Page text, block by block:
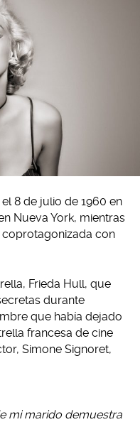
8 de julio de 1960 en
Nueva York, mientras
coprotagonizada con
Frieda Hull, que
durante
que había dejado
francesa de cine
Simone Signoret,
mi marido demuestra